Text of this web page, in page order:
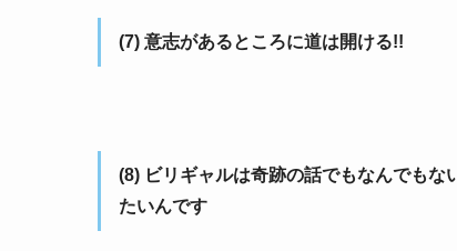
(7) 意志があるところに道は開ける!!
(8) ビリギャルは奇跡の話でもなんでもな
たいんです